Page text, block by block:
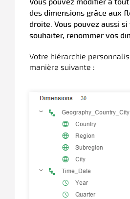
Vous pouvez modifier à
des dimensions grâce aux
droite. Vous pouvez aussi si
souhaiter, renommer vos
Votre hiérarchie
manière suivante :